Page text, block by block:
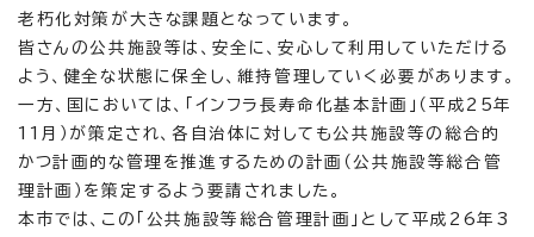
老朽化対策が大きな課題となっています。
皆さんの公共施設等は、安全に、安心して利用していただける
よう、健全な状態に保全し、維持管理していく必要があります。
一方、国においては、「インフラ長寿命化基本計画」（平成25年
11月）が策定され、各自治体に対しても公共施設等の総合的
かつ計画的な管理を推進するための計画（公共施設等総合管
理計画）を策定するよう要請されました。
本市では、この「公共施設等総合管理計画」として平成26年3